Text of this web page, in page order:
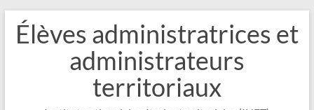
Aller
contenu
Élèves administratrices et
administrateurs
territoriaux